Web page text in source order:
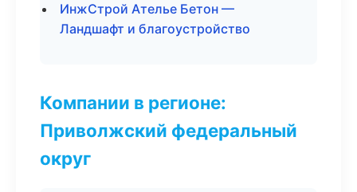
ИнжСтрой Ателье Бетон —
Ландшафт и благоустройство
Компании в регионе:
Приволжский федеральный
округ